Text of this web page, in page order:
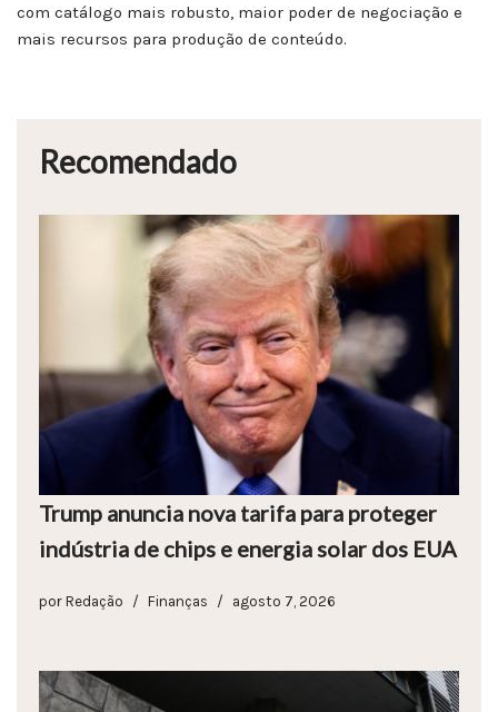
com catálogo mais robusto, maior poder de negociação e
mais recursos para produção de conteúdo.
Recomendado
Trump anuncia nova tarifa para proteger
indústria de chips e energia solar dos EUA
por Redação Finanças agosto 7, 2026